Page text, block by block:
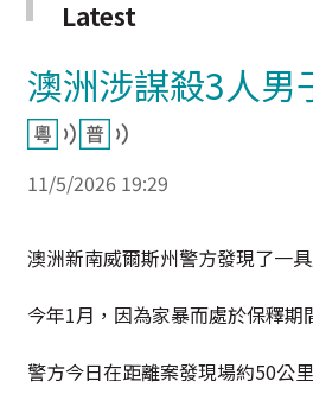
Latest
澳洲涉謀殺3人男
11/5/2026 19:29
澳洲新南威爾斯州警方發現了一
今年1月，因為家暴而處於保釋
警方今日在距離案發現場約50公